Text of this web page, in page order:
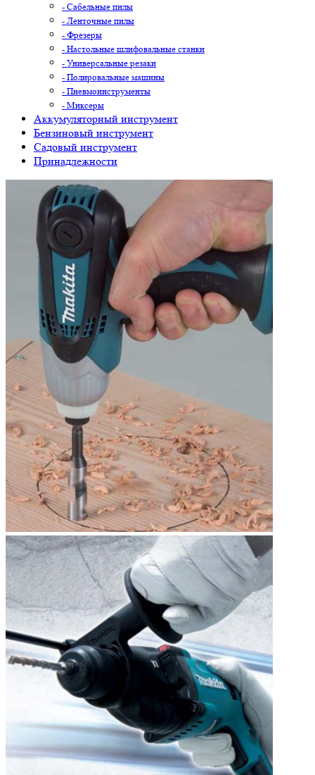
- Сабельные пилы
- Ленточные пилы
- Фрезеры
- Настольные шлифовальные станки
- Универсальные резаки
- Полировальные машины
- Пневмоинструменты
- Миксеры
Аккумуляторный инструмент
Бензиновый инструмент
Садовый инструмент
Принадлежности